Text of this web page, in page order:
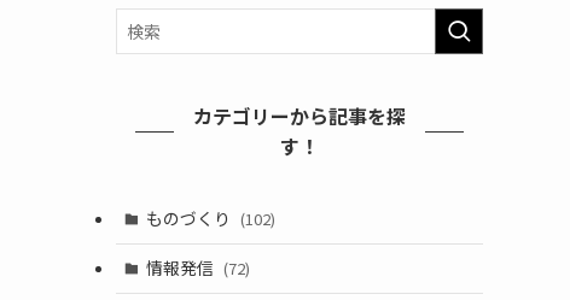
カテゴリーから記事を探
す！
ものづくり (102)
情報発信 (72)